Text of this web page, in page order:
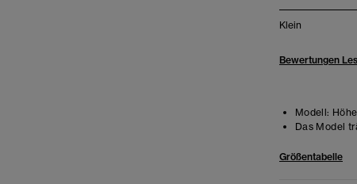
Klein
Bewertungen
Modell:
Das Model
Größentabelle